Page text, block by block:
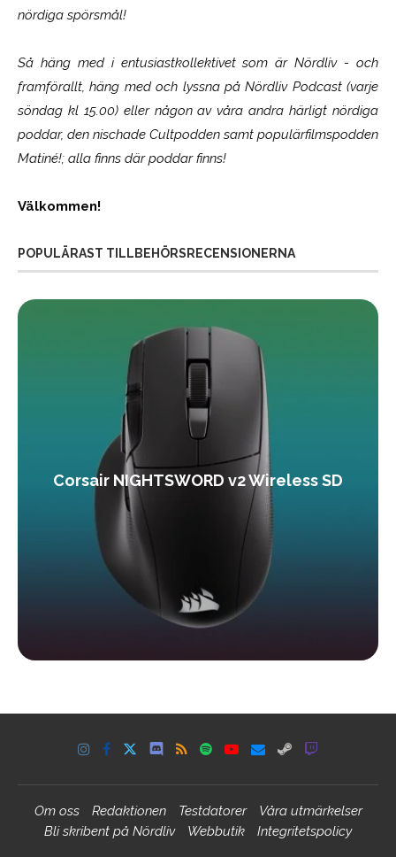
nördiga spörsmål!
Så häng med i entusiastkollektivet som ärNördliv- och
framförallt, häng med och lyssna på Nördliv Podcast (varje
söndag kl 15.00) eller någon av våra andra härligt nördiga
poddar, den nischade Cultpodden samt populärfilmspodden
Matiné!; alla finns där poddar finns!
Välkommen!
POPULÄRAST TILLBEHÖRSRECENSIONERNA
Corsair NIGHTSWORD v2 Wireless SD
Om oss Redaktionen Testdatorer
Våra utmärkelser
Bli skribent på Nördliv
Webbutik Integritetspolicy